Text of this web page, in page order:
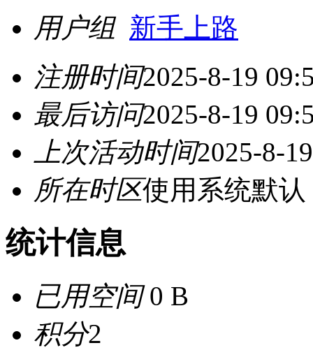
用户组 新手上路
注册时间2025-8-19
最后访问2025-8-19
上次活动时间2025-8-
所在时区使用系统默认
统计信息
已用空间0 B
积分2